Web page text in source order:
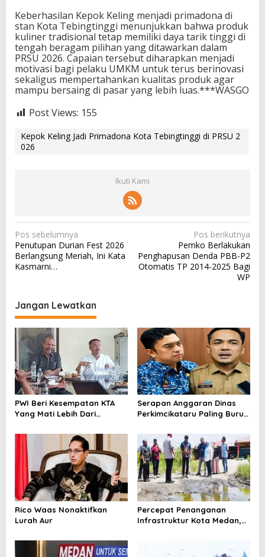
Keberhasilan Kepok Keling menjadi primadona di
stan Kota Tebingtinggi menunjukkan bahwa produk
kuliner tradisional tetap memiliki daya tarik tinggi di
tengah beragam pilihan yang ditawarkan dalam
PRSU 2026. Capaian tersebut diharapkan menjadi
motivasi bagi pelaku UMKM untuk terus berinovasi
sekaligus mempertahankan kualitas produk agar
mampu bersaing di pasar yang lebih luas.***WASGO
Post Views: 155
Kepok Keling Jadi Primadona Kota Tebingtinggi di PRSU 2
026
Ikuti Kami
N
a
v
g
a
s
i
p
o
s
Pos sebelumnya
Penutupan Durian Fest 2026
Berlangsung Meriah, Ini Kata
Kasmarni…
Pos berikutnya
Pemko Berlakukan
Penghapusan Denda PBB-P2
Otomatis TP 2014-2025 Bagi
WP
Jangan Lewatkan
PWI Beri Kesempatan KTA
Yang Mati Lebih Dari
Serapan Anggaran Dinas
Perkimcikataru Paling Buruk,
Dievaluasi
Rico Waas Nonaktifkan
Lurah Aur
Percepat Penanganan
Infrastruktur Kota Medan,